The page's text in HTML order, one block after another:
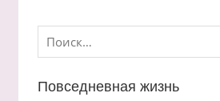
Найти:
Повседневная жизнь